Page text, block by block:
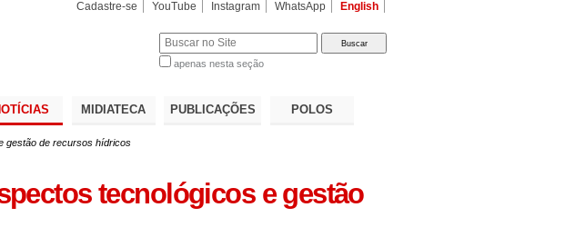
Cadastre-se YouTube Instagram WhatsApp English
apenas nesta seção
MIDIATECA PUBLICAÇÕES POLOS
gestão de recursos hídricos
tecnológicos e gestão